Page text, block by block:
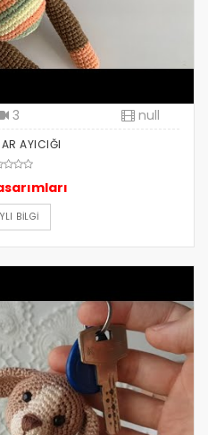
3 null
AYICIĞI
BILGI